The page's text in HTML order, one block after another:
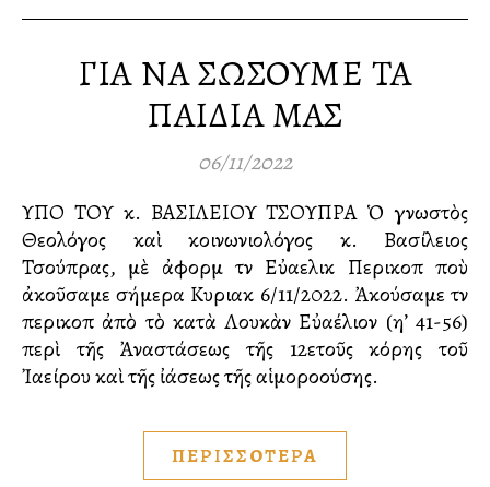
ΓΙΑ ΝΑ ΣΩΣΟΥΜΕ ΤΑ
ΠΑΙΔΙΑ ΜΑΣ
06/11/2022
ΥΠΟ ΤΟΥ κ. ΒΑΣΙΛΕΙΟΥ ΤΣΟΥΠΡΑ Ὁ γνωστὸς
Θεολόγος καὶ κοινωνιολόγος κ. Βασίλειος
Τσούπρας, μὲ ἀφορμὴ τὴν Εὐαγγελικὴ Περικοπὴ ποὺ
ἀκοῦσαμε σήμερα Κυριακὴ 6/11/2022. Ἀκούσαμε τὴν
περικοπὴ ἀπὸ τὸ κατὰ Λουκὰν Εὐαγγέλιον (η’ 41-56)
περὶ τῆς Ἀναστάσεως τῆς 12ετοῦς κόρης τοῦ
Ἰαείρου καὶ τῆς ἰάσεως τῆς αἱμοροούσης.
ΠΕΡΙΣΣΟΤΕΡΑ